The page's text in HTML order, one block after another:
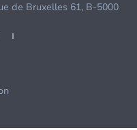
de Bruxelles 61, B-5000